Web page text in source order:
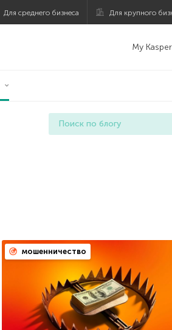
Для среднего бизнеса Для крупного
My
мошенничество